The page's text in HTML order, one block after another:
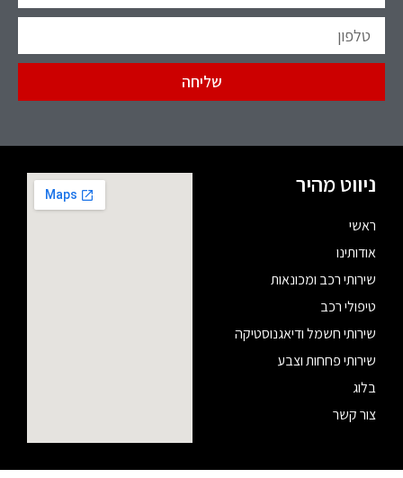
שליחה
ניווט מהיר
ראשי
אודותינו
שירותי רכב ומכונאות
טיפולי רכב
שירותי חשמל ודיאגנוסטיקה
שירותי פחחות וצבע
בלוג
צור קשר